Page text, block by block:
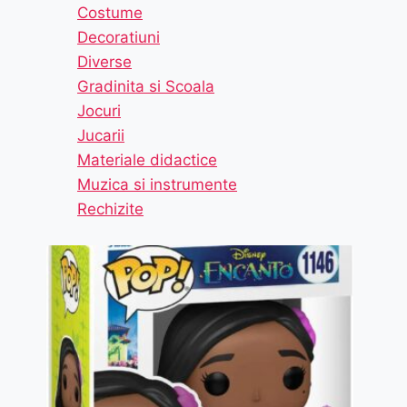
Costume
Decoratiuni
Diverse
Gradinita si Scoala
Jocuri
Jucarii
Materiale didactice
Muzica si instrumente
Rechizite